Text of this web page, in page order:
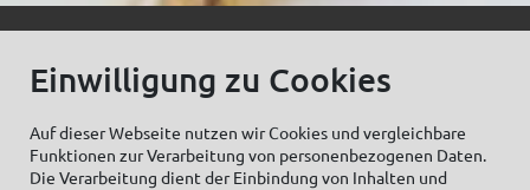
Zum Newsletter anmelden:
Einwilligung zu Cookies
Auf dieser Webseite nutzen wir Cookies und vergleichbare
Funktionen zur Verarbeitung von personenbezogenen Daten.
Die Verarbeitung dient der Einbindung von Inhalten und